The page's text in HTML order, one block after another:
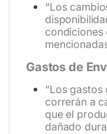
“Los
condiciones
Gastos de
“Los gastos
correrán a
que el
dañado